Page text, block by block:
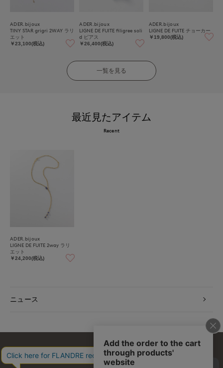
ADER.bijoux
TINY STAR grigri 2WAY ラリ
エット
￥23,100(税込)
ADER.bijoux
LIGNE DE FUITE filigree soli
d ピアス
￥26,400(税込)
ADER.bijoux
LIGNE DE FUITE チョーカー
￥19,800(税込)
一覧を見る
最近見たアイテム
Recent
ADER.bijoux
LIGNE DE FUITE 2way ラリ
エット
￥24,200(税込)
ニュース